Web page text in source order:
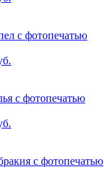
с фотопечатью
с фотопечатью
с фотопечатью